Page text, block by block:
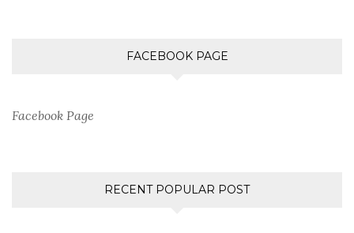
FACEBOOK PAGE
Facebook Page
RECENT POPULAR POST